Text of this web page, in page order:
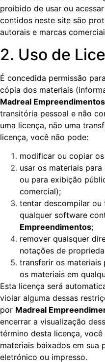
proibido de usar ou
contidos neste site são
autorais e marcas
2. Uso de
É concedida permissão
cópia dos materiais
Madreal Empreendimentos
transitória pessoal e não
uma licença, não uma
licença, você não pode:
modificar ou copiar
usar os materiais
ou para exibição
comercial);
tentar descompilar ou
qualquer software
Empreendimentos;
remover quaisquer
notações de
transferir os materiais
os materiais em
Esta licença será
violar alguma dessas
por Madreal
encerrar a visualização
término desta licença,
materiais baixados em sua
eletrónico ou impresso.